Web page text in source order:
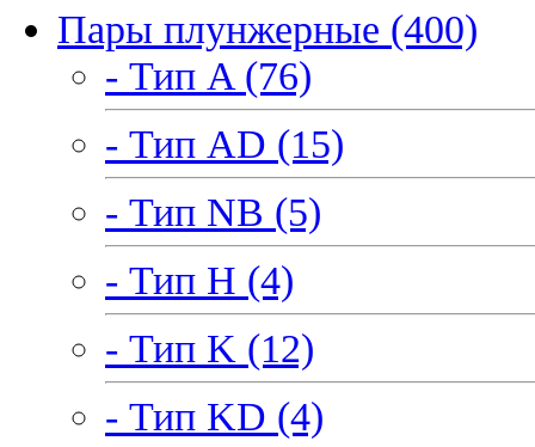
Пары плунжерные (400)
- Тип A (76)
- Тип AD (15)
- Тип NB (5)
- Тип H (4)
- Тип K (12)
- Тип KD (4)